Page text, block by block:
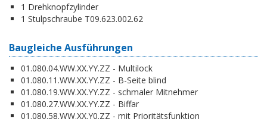
1 Drehknopfzylinder
1 Stulpschraube T09.623.002.62
Baugleiche Ausführungen
01.080.04.WW.XX.YY.ZZ - Multilock
01.080.11.WW.XX.YY.ZZ - B-Seite blind
01.080.19.WW.XX.YY.ZZ - schmaler Mitnehmer
01.080.27.WW.XX.YY.ZZ - Biffar
01.080.58.WW.XX.Y0.ZZ - mit Prioritätsfunktion